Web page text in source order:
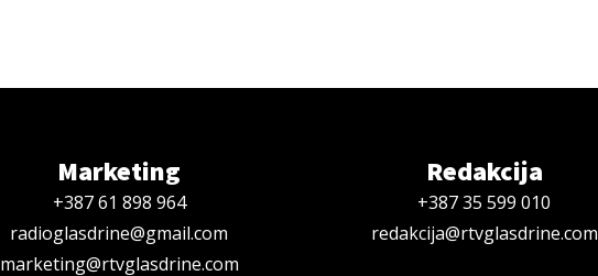
Marketing
+387 61 898 964
radioglasdrine@gmail.com
marketing@rtvglasdrine.com
Redakcija
+387 35 599 010
redakcija@rtvglasdrine.com